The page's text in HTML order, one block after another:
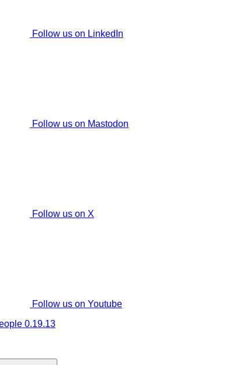
Follow us on LinkedIn
Follow us on Mastodon
Follow us on X
Follow us on Youtube
0.19.13